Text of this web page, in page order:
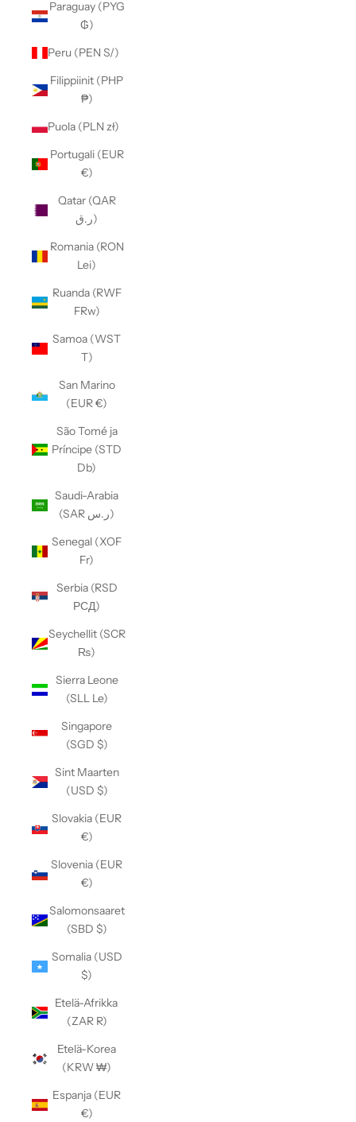
Paraguay (PYG
₲)
Peru (PEN S/)
Filippiinit (PHP
₱)
Puola (PLN zł)
Portugali (EUR
€)
Qatar (QAR
ر.ق)
Romania (RON
Lei)
Ruanda (RWF
FRw)
Samoa (WST
T)
San Marino
(EUR €)
São Tomé ja
Príncipe (STD
Db)
Saudi-Arabia
(SAR ر.س)
Senegal (XOF
Fr)
Serbia (RSD
РСД)
Seychellit (SCR
₨)
Sierra Leone
(SLL Le)
Singapore
(SGD $)
Sint Maarten
(USD $)
Slovakia (EUR
€)
Slovenia (EUR
€)
Salomonsaaret
(SBD $)
Somalia (USD
$)
Etelä-Afrikka
(ZAR R)
Etelä-Korea
(KRW ₩)
Espanja (EUR
€)